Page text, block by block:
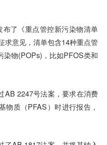
了《重点管控新污染物清单
求意见，清单包含14种重点管
染物(POPs)，比如PFOS类和
AB 2247号法案，要求在消费
物质（PFAS）时进行报告，